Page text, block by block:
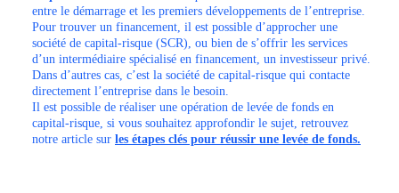
entre le démarrage et les premiers développements de l’entreprise.
Pour trouver un financement, il est possible d’approcher une
société de capital-risque (SCR), ou bien de s’offrir les services
d’un intermédiaire spécialisé en financement, un investisseur privé.
Dans d’autres cas, c’est la société de capital-risque qui contacte
directement l’entreprise dans le besoin.
Il est possible de réaliser une opération de levée de fonds en
capital-risque, si vous souhaitez approfondir le sujet, retrouvez
notre article sur les étapes clés pour réussir une levée de fonds.